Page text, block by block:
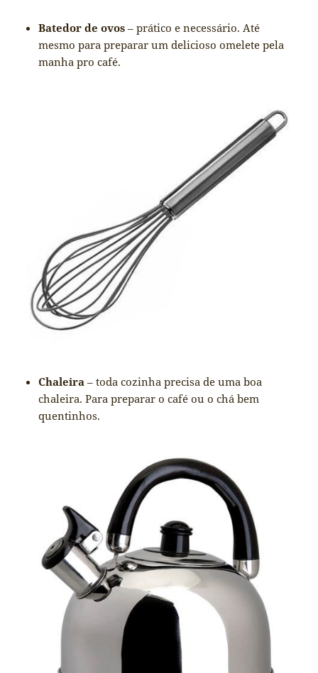
Batedor de ovos – prático e necessário. Até
mesmo para preparar um delicioso omelete pela
manha pro café.
Chaleira – toda cozinha precisa de uma boa
chaleira. Para preparar o café ou o chá bem
quentinhos.